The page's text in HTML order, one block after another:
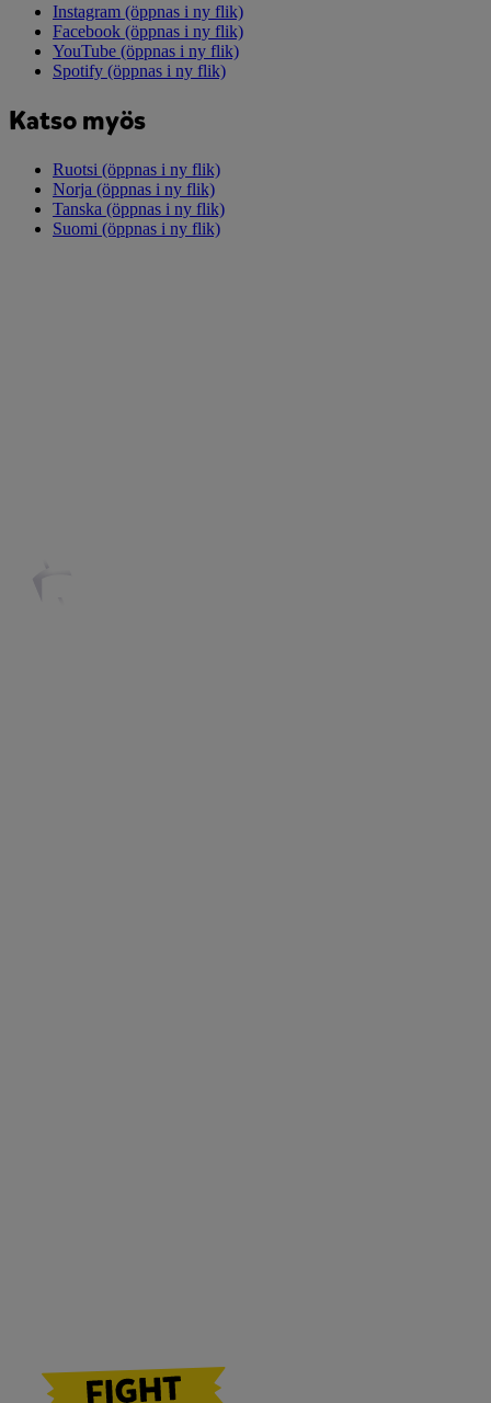
Instagram (öppnas i ny flik)
Facebook (öppnas i ny flik)
YouTube (öppnas i ny flik)
Spotify (öppnas i ny flik)
Katso myös
Ruotsi (öppnas i ny flik)
Norja (öppnas i ny flik)
Tanska (öppnas i ny flik)
Suomi (öppnas i ny flik)